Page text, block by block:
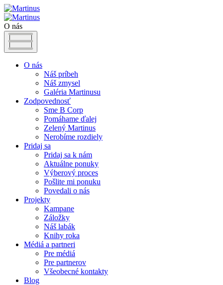
O nás
O nás
Náš príbeh
Náš zmysel
Galéria Martinusu
Zodpovednosť
Sme B Corp
Pomáhame ďalej
Zelený Martinus
Nerobíme rozdiely
Pridaj sa
Pridaj sa k nám
Aktuálne ponuky
Výberový proces
Pošlite mi ponuku
Povedali o nás
Projekty
Kampane
Záložky
Náš labák
Knihy roka
Médiá a partneri
Pre médiá
Pre partnerov
Všeobecné kontakty
Blog